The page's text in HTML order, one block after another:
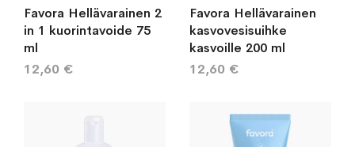
Favora Hellävarainen 2
in 1 kuorintavoide 75
ml
12,60 €
Favora Hellävarainen
kasvovesisuihke
kasvoille 200 ml
12,60 €